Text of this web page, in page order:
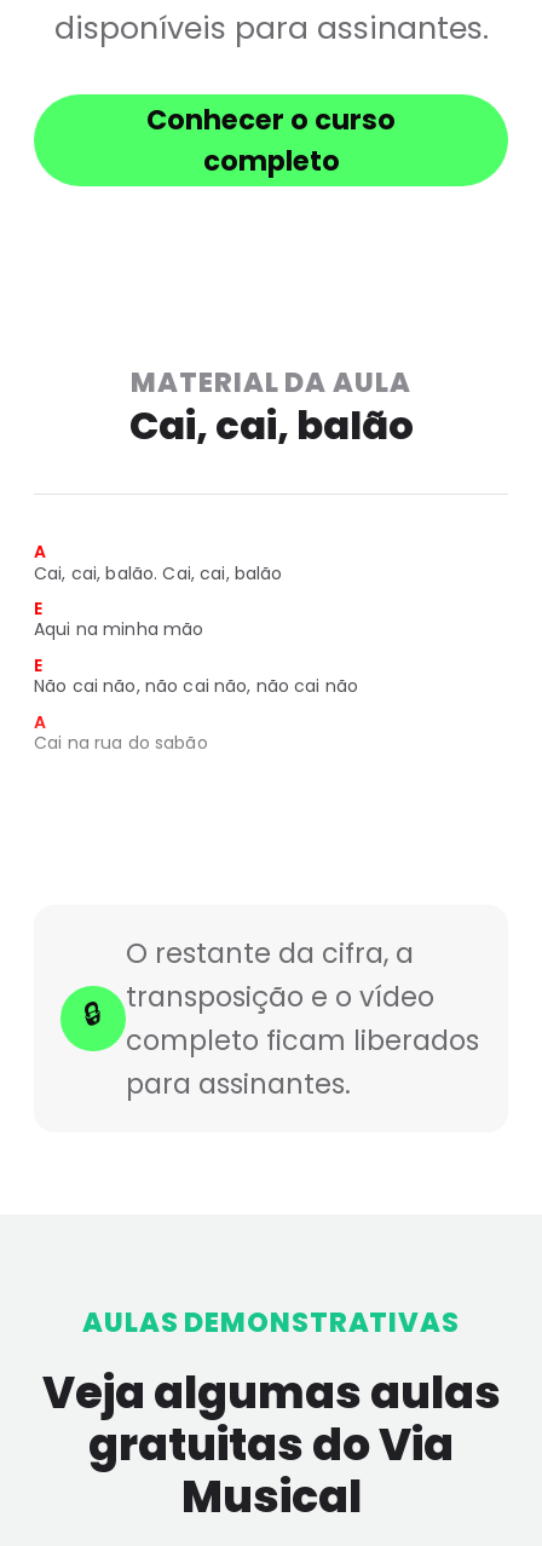
disponíveis para assinantes.
Conhecer o curso
completo
MATERIAL DA AULA
Cai, cai, balão
A
Cai, cai, balão. Cai, cai, balão
E
Aqui na minha mão
E
Não cai não, não cai não, não cai não
A
Cai na rua do sabão
🔒
O restante da cifra, a
transposição e o vídeo
completo ficam liberados
para assinantes.
AULAS DEMONSTRATIVAS
Veja algumas aulas
gratuitas do Via
Musical